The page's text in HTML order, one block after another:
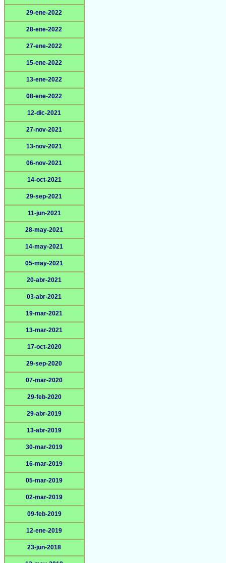
29-ene-2022
28-ene-2022
27-ene-2022
15-ene-2022
13-ene-2022
08-ene-2022
12-dic-2021
27-nov-2021
13-nov-2021
06-nov-2021
14-oct-2021
29-sep-2021
11-jun-2021
28-may-2021
14-may-2021
05-may-2021
20-abr-2021
03-abr-2021
19-mar-2021
13-mar-2021
17-oct-2020
29-sep-2020
07-mar-2020
29-feb-2020
29-abr-2019
13-abr-2019
30-mar-2019
16-mar-2019
05-mar-2019
02-mar-2019
09-feb-2019
12-ene-2019
23-jun-2018